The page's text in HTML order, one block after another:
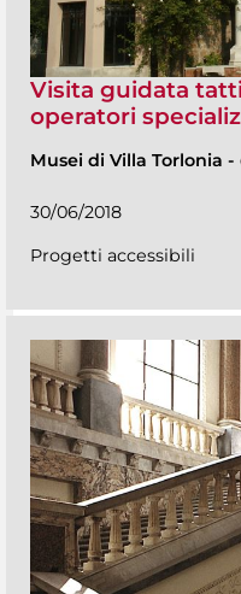
Visita guidata
operatori
Musei di Villa Torlonia -
30/06/2018
Progetti accessibili